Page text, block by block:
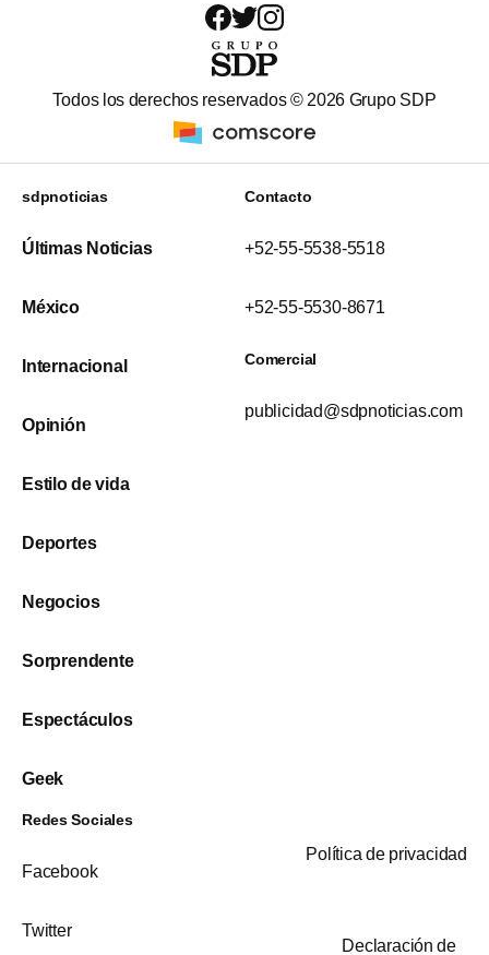
Todos los derechos reservados © 2026 Grupo SDP
sdpnoticias
Últimas Noticias
México
Internacional
Opinión
Estilo de vida
Deportes
Negocios
Sorprendente
Espectáculos
Geek
Contacto
+52-55-5538-5518
+52-55-5530-8671
Comercial
publicidad@sdpnoticias.com
Redes Sociales
Facebook
Twitter
Política de privacidad
Declaración de